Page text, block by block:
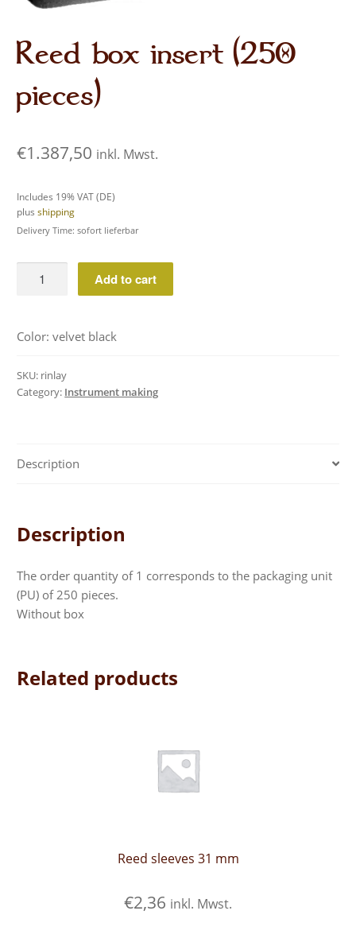
Reed box insert (250
pieces)
€1.387,50 inkl. Mwst.
Includes 19% VAT (DE)
plusshipping
Delivery Time: sofort lieferbar
(250
Add to cart
Color: velvet black
SKU: rinlay
Category: Instrument making
Description
Description
The order quantity of 1 corresponds to the packaging unit
(PU) of 250 pieces.
Without box
Related products
Reed sleeves 31 mm
€2,36 inkl. Mwst.